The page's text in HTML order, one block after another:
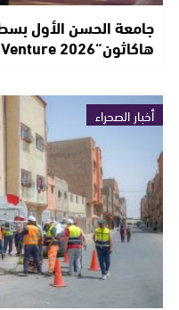
جامعة الحسن الأول
هاكاثون“InnoVenture 2026” لتعزيز الابتكار…
أخبار الصحراء